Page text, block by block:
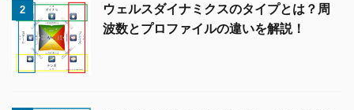
2
ウェルスダイナミクスのタイプとは？周
波数とプロファイルの違いを解説！